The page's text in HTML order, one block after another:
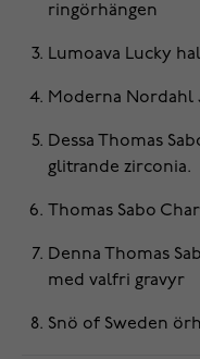
ringörhängen
Lumoava Lucky
Moderna Nordahl
Dessa Thomas
glitrande zirconia.
Thomas Sabo
Denna Thomas
med valfri gravyr
Snö of Sweden